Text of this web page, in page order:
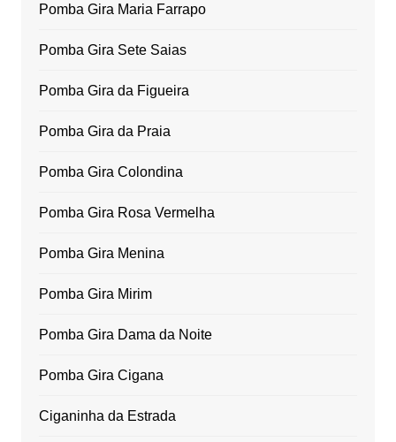
Pomba Gira Maria Farrapo
Pomba Gira Sete Saias
Pomba Gira da Figueira
Pomba Gira da Praia
Pomba Gira Colondina
Pomba Gira Rosa Vermelha
Pomba Gira Menina
Pomba Gira Mirim
Pomba Gira Dama da Noite
Pomba Gira Cigana
Ciganinha da Estrada